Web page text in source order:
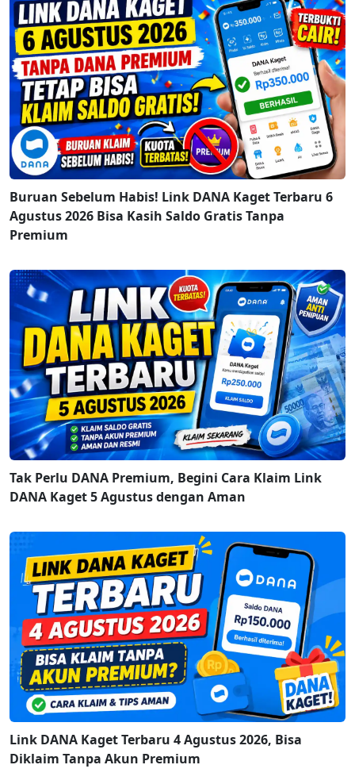
Buruan Sebelum Habis! Link DANA Kaget Terbaru 6
Agustus 2026 Bisa Kasih Saldo Gratis Tanpa
Premium
Tak Perlu DANA Premium, Begini Cara Klaim Link
DANA Kaget 5 Agustus dengan Aman
Link DANA Kaget Terbaru 4 Agustus 2026, Bisa
Diklaim Tanpa Akun Premium